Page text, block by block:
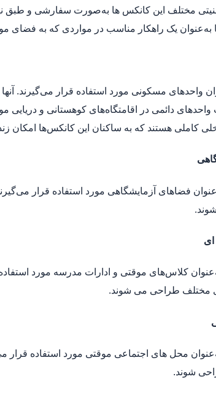
مختلف این کانکس‌ ها به‌صورت سفارشی و طبق
به‌عنوان یک راهکار مناسب در مواردی که به فضای
واحدهای مسکونی مورد استفاده قرار می‌گیرند.
دائمی در اقامتگاه‌های کوهستانی و دریایی
کاملی هستند که به ساکنان این کانکس‌ها امکان
فضاهای آزمایشگاهی مورد استفاده قرار
کلاس‌های موقتی و ادارات مدرسه مورد
مختلف طراحی می‌ شوند.
محل‌ های اجتماعی موقتی مورد استفاده قرار
شوند.